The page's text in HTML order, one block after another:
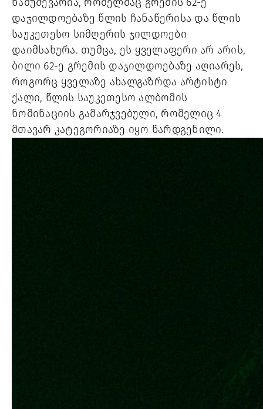
დაჯილდოებაზე წლის ჩანაწერისა და წლის
საუკეთესო სიმღერის ჯილდოები
დაიმსახურა. თუმცა, ეს ყველაფერი არ არის,
ბილი 62-ე გრემის დაჯილდოებაზე აღიარეს,
როგორც ყველაზე ახალგაზრდა არტისტი
ქალი, წლის საუკეთესო ალბომის
ნომინაციის გამარჯვებული, რომელიც 4
მთავარ კატეგორიაზე იყო წარდგენილი.